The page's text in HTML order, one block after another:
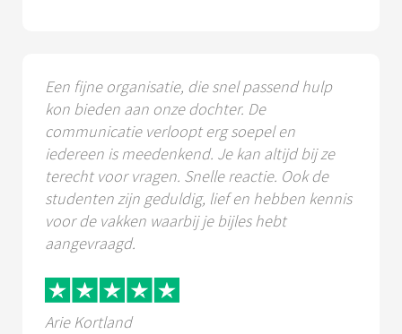
Een fijne organisatie, die snel passend hulp
kon bieden aan onze dochter. De
communicatie verloopt erg soepel en
iedereen is meedenkend. Je kan altijd bij ze
terecht voor vragen. Snelle reactie. Ook de
studenten zijn geduldig, lief en hebben kennis
voor de vakken waarbij je bijles hebt
aangevraagd.
Arie Kortland